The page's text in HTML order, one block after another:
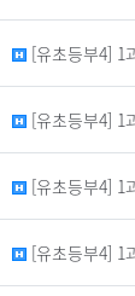
[유초등부4] 1
[유초등부4] 1
[유초등부4] 1
[유초등부4] 1